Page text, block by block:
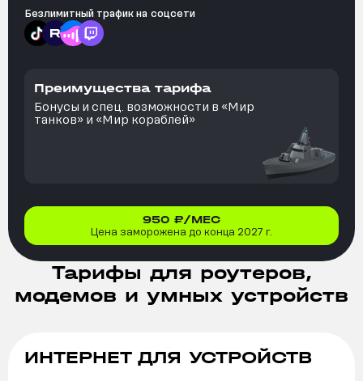
Безлимитный трафик на соцсети
Преимущества тарифа
Бонусы и спец. возможности в «Мир
танков» и «Мир кораблей»
950 ₽/МЕС
Цена заморожена до конца 2027 г.
Тарифы для роутеров,
модемов и умных устройств
ИНТЕРНЕТ ДЛЯ УСТРОЙСТВ